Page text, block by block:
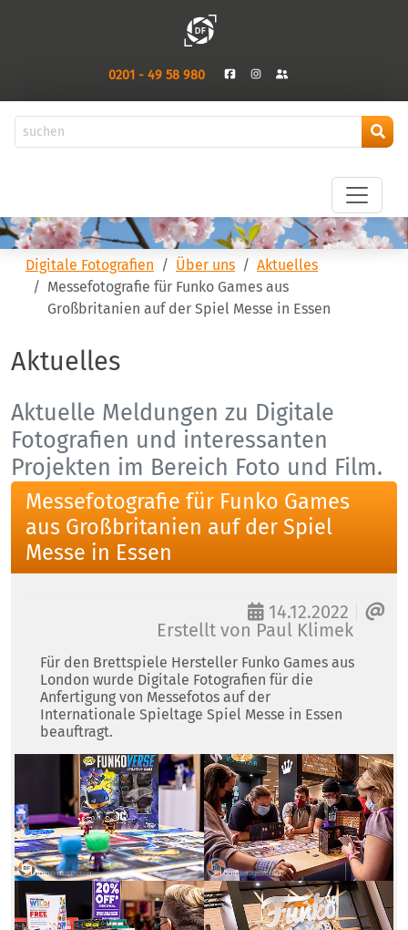
0201 - 49 58 980
Digitale Fotografien Über uns
Aktuelles
Messefotografie für Funko Games aus
Großbritanien auf der Spiel Messe in Essen
Aktuelles
Aktuelle Meldungen zu Digitale
Fotografien und interessanten
Projekten im Bereich Foto und Film.
Messefotografie für Funko Games
aus Großbritanien auf der Spiel
Messe in Essen
14.12.2022
Erstellt von Paul Klimek
Für den Brettspiele Hersteller Funko Games aus
London wurde Digitale Fotografien für die
Anfertigung von Messefotos auf der
Internationale Spieltage Spiel Messe in Essen
beauftragt.